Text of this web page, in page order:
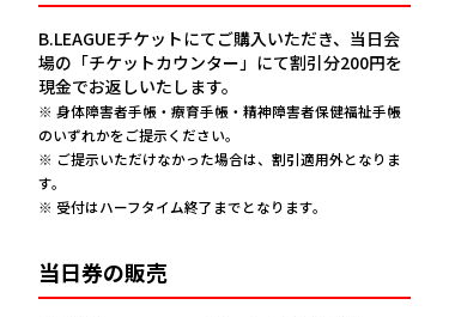
B.LEAGUEチケットにてご購入いただき、当日会
場の「チケットカウンター」にて割引分200円を
現金でお返しいたします。
※ 身体障害者手帳・療育手帳・精神障害者保健福祉手帳
のいずれかをご提示ください。
※ ご提示いただけなかった場合は、割引適用外となりま
す。
※ 受付はハーフタイム終了までとなります。
当日券の販売